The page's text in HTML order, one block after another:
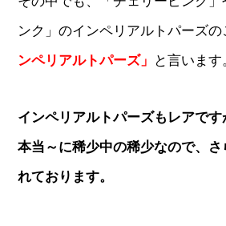
ンク」のインペリアルトパーズの
ンペリアルトパーズ」
と言います
インペリアルトパーズもレアで
本当～に稀少中の稀少なので、さ
れております。